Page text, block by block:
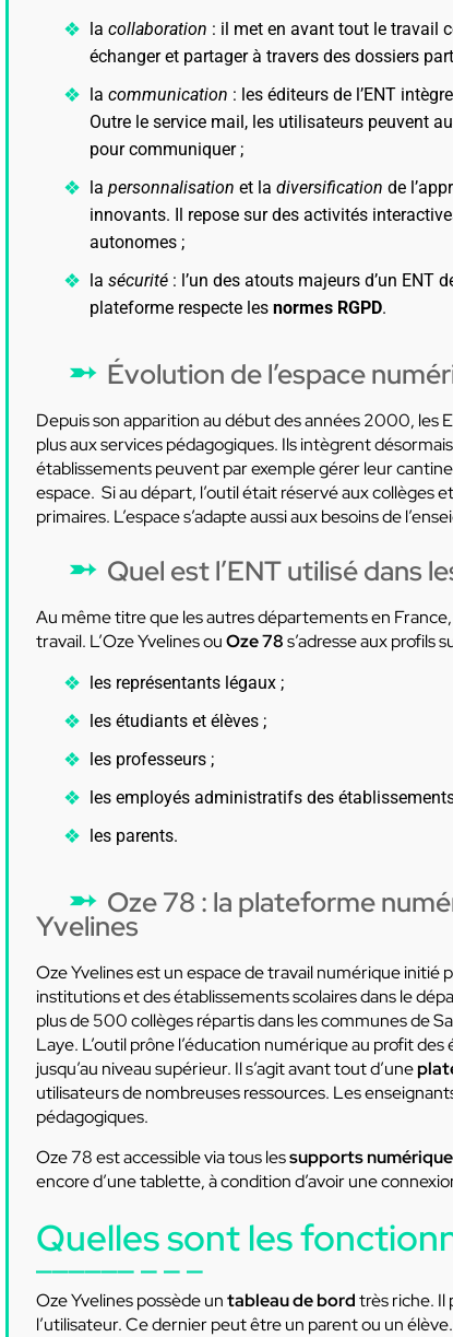
la collaboration : il met en avant tout le travail
échanger et partager à travers des dossiers
la communication : les éditeurs de l’ENT
Outre le service mail, les utilisateurs peuvent
pour communiquer ;
la personnalisation et la diversification de
innovants. Il repose sur des activités
autonomes ;
la sécurité : l’un des atouts majeurs d’un ENT
plateforme respecte les normes RGPD.
Évolution de l’espace
Depuis son apparition au début des années 2000,
plus aux services pédagogiques. Ils intègrent
établissements peuvent par exemple gérer leur
espace. Si au départ, l’outil était réservé aux collèges
primaires. L’espace s’adapte aussi aux besoins de
Quel est l’ENT utilisé dans
Au même titre que les autres départements en
travail. L’Oze Yvelines ouOze 78s’adresse aux profils
les représentants légaux ;
les étudiants et élèves ;
les professeurs ;
les employés administratifs des
les parents.
Oze 78 : la plateforme
Yvelines
Oze Yvelines est un espace de travail numérique initié
institutions et des établissements scolaires dans le
plus de 500 collèges répartis dans les communes de
Laye. L’outil prône l’éducation numérique au profit
jusqu’au niveau supérieur. Il s’agit avant tout d’une
utilisateurs de nombreuses ressources. Les
pédagogiques.
Oze 78 est accessible via tous lessupports
encore d’une tablette, à condition d’avoir une
Quelles sont les
Oze Yvelines possède untableau de bordtrès riche. Il
l’utilisateur. Ce dernier peut être un parent ou un élève.